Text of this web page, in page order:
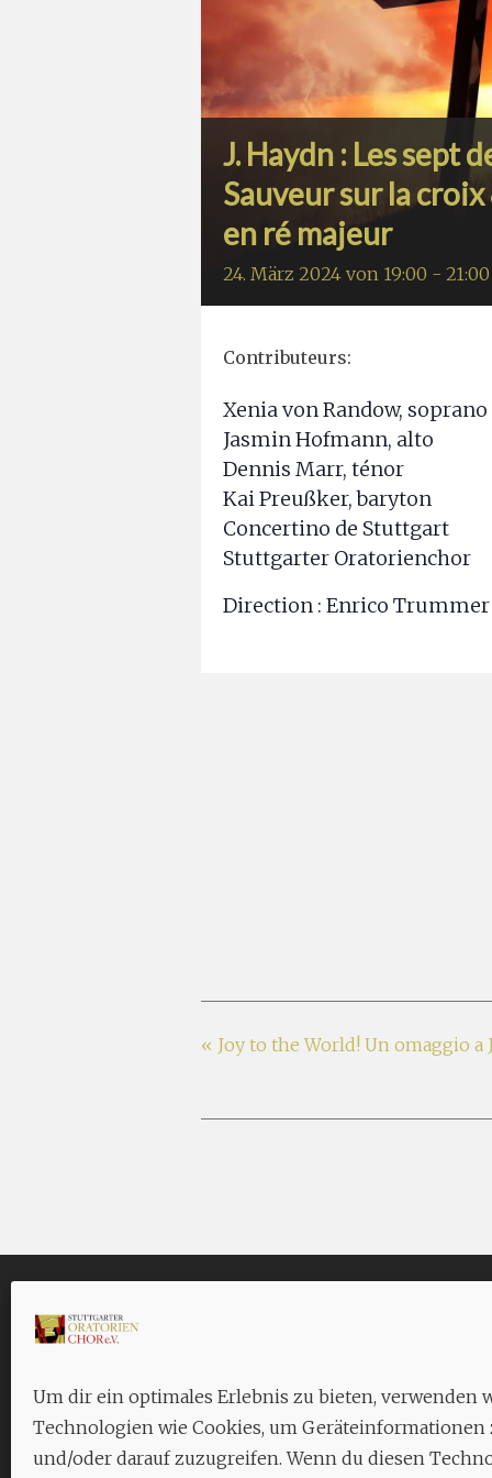
Um dir ein optimales Erlebnis zu bieten, verwenden
Technologien wie Cookies, um Geräteinformationen
und/oder darauf zuzugreifen. Wenn du diesen
J. Haydn : Les sept
Sauveur sur la
en ré majeur
24. März 2024 von 19:00 - 21:00
Contributeurs:
Xenia von Randow, soprano
Jasmin Hofmann, alto
Dennis Marr, ténor
Kai Preußker, baryton
Concertino de Stuttgart
Stuttgarter Oratorienchor
Direction : Enrico Trummer
« Joy to the World! Un omaggio a
PROBEN
Uhr in der Aula des Königin-
Olga-Stifts,Johannesstr. 18, 70176
Stuttgart.
c./o.
70619